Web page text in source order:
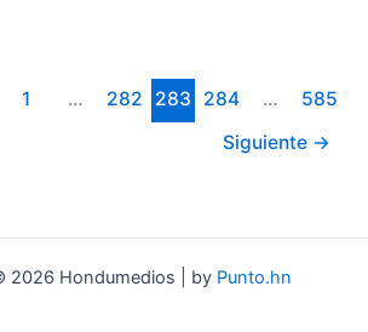
1 … 282 283 284 …
585
Siguiente →
2026 Hondumedios | by Punto.hn